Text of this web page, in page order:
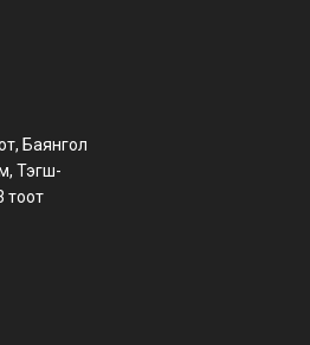
Баянгол
Тэгш-
тоот